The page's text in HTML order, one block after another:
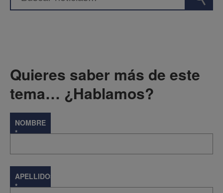
Quieres saber más de este
tema… ¿Hablamos?
NOMBRE
*
APELLIDOS
*